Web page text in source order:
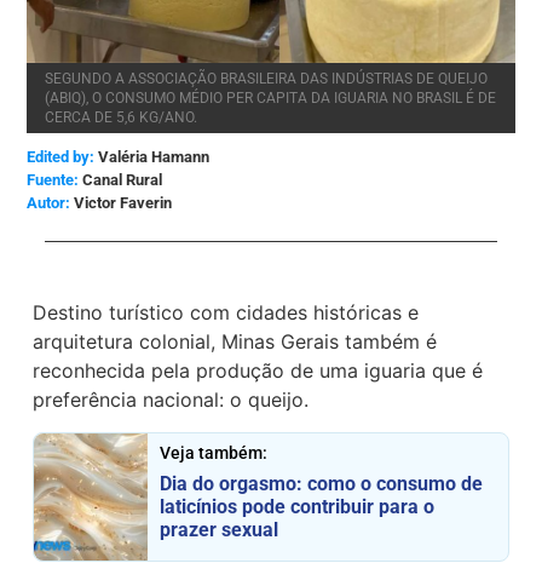
SEGUNDO A ASSOCIAÇÃO BRASILEIRA DAS INDÚSTRIAS DE QUEIJO
(ABIQ), O CONSUMO MÉDIO PER CAPITA DA IGUARIA NO BRASIL É DE
CERCA DE 5,6 KG/ANO.
Edited by: Valéria Hamann
Canal Rural
Victor Faverin
Destino turístico com cidades históricas e
arquitetura colonial, Minas Gerais também é
reconhecida pela produção de uma iguaria que é
preferência nacional: o queijo.
Veja também:
Dia do orgasmo: como o consumo de
laticínios pode contribuir para o
prazer sexual